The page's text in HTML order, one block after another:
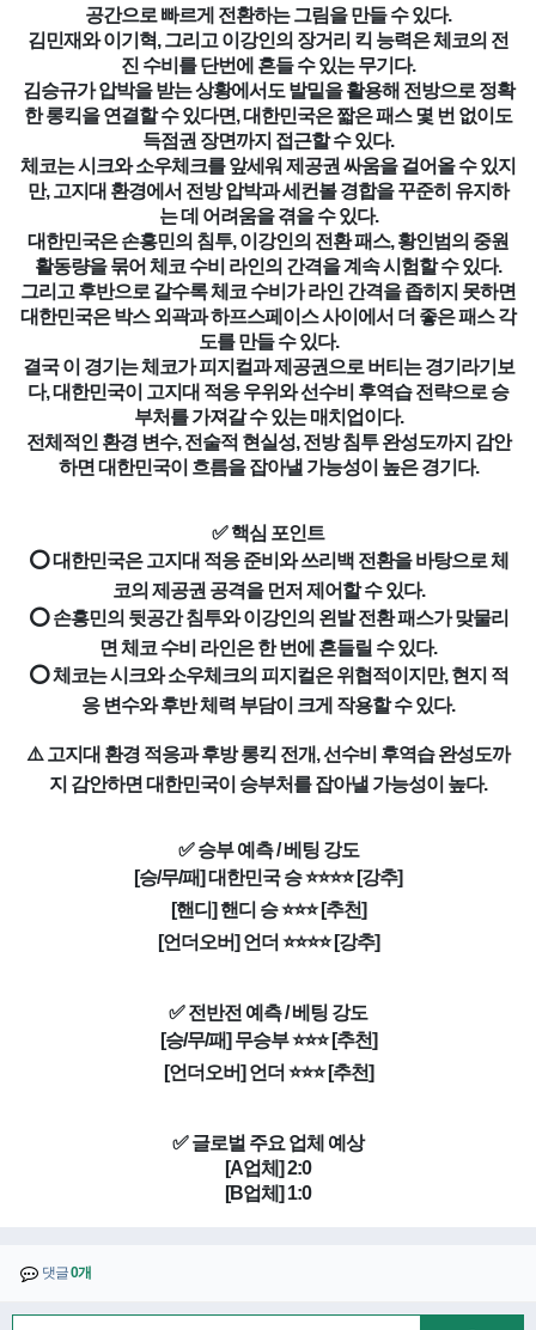
공간으로 빠르게 전환하는 그림을 만들 수 있다.
김민재와 이기혁, 그리고 이강인의 장거리 킥 능력은 체코의 전
진 수비를 단번에 흔들 수 있는 무기다.
김승규가 압박을 받는 상황에서도 발밑을 활용해 전방으로 정확
한 롱킥을 연결할 수 있다면, 대한민국은 짧은 패스 몇 번 없이도
득점권 장면까지 접근할 수 있다.
체코는 시크와 소우체크를 앞세워 제공권 싸움을 걸어올 수 있지
만, 고지대 환경에서 전방 압박과 세컨볼 경합을 꾸준히 유지하
는 데 어려움을 겪을 수 있다.
대한민국은 손흥민의 침투, 이강인의 전환 패스, 황인범의 중원
활동량을 묶어 체코 수비 라인의 간격을 계속 시험할 수 있다.
그리고 후반으로 갈수록 체코 수비가 라인 간격을 좁히지 못하면
대한민국은 박스 외곽과 하프스페이스 사이에서 더 좋은 패스 각
도를 만들 수 있다.
결국 이 경기는 체코가 피지컬과 제공권으로 버티는 경기라기보
다, 대한민국이 고지대 적응 우위와 선수비 후역습 전략으로 승
부처를 가져갈 수 있는 매치업이다.
전체적인 환경 변수, 전술적 현실성, 전방 침투 완성도까지 감안
하면 대한민국이 흐름을 잡아낼 가능성이 높은 경기다.
✅ 핵심 포인트
⭕ 대한민국은 고지대 적응 준비와 쓰리백 전환을 바탕으로 체
코의 제공권 공격을 먼저 제어할 수 있다.
⭕ 손흥민의 뒷공간 침투와 이강인의 왼발 전환 패스가 맞물리
면 체코 수비 라인은 한 번에 흔들릴 수 있다.
⭕ 체코는 시크와 소우체크의 피지컬은 위협적이지만, 현지 적
응 변수와 후반 체력 부담이 크게 작용할 수 있다.
⚠️ 고지대 환경 적응과 후방 롱킥 전개, 선수비 후역습 완성도까
지 감안하면 대한민국이 승부처를 잡아낼 가능성이 높다.
✅ 승부 예측 / 베팅 강도
[승/무/패] 대한민국 승 ⭐⭐⭐⭐ [강추]
[핸디] 핸디 승 ⭐⭐⭐ [추천]
[언더오버] 언더 ⭐⭐⭐⭐ [강추]
✅ 전반전 예측 / 베팅 강도
[승/무/패] 무승부 ⭐⭐⭐ [추천]
[언더오버] 언더 ⭐⭐⭐ [추천]
✅ 글로벌 주요 업체 예상
[A업체] 2:0
[B업체] 1:0
댓글0개